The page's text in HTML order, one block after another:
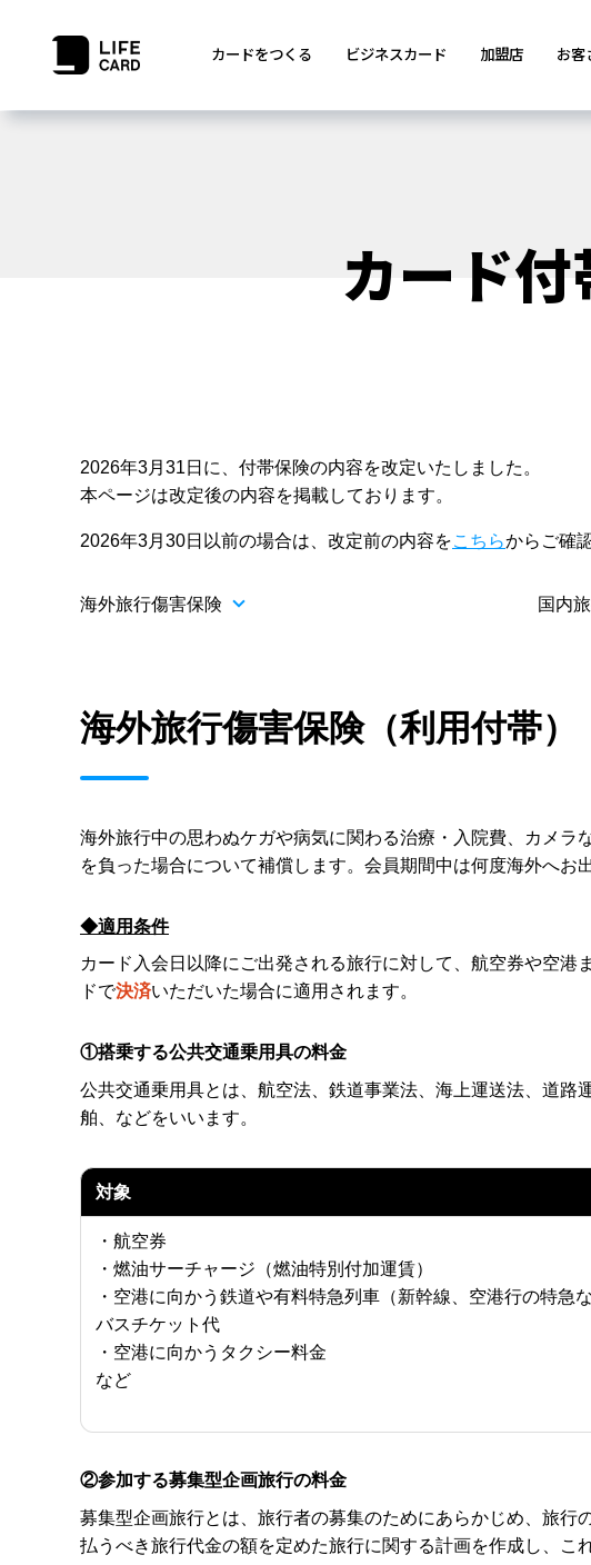
カードをつくる ビジネスカード 加盟店 お客
カード付
2026年3月31日に、付帯保険の内容を改定いたしました。
本ページは改定後の内容を掲載しております。
2026年3月30日以前の場合は、改定前の内容をこちらからご確
海外旅行傷害保険 国内
海外旅行傷害保険（利用付帯）
海外旅行中の思わぬケガや病気に関わる治療・入院費、カメ
を負った場合について補償します。会員期間中は何度海外へお
◆適用条件
カード入会日以降にご出発される旅行に対して、航空券や空
ドで決済いただいた場合に適用されます。
①搭乗する公共交通乗用具の料金
公共交通乗用具とは、航空法、鉄道事業法、海上運送法、道
舶、などをいいます。
対象
・航空券
・燃油サーチャージ（燃油特別付加運賃）
・空港に向かう鉄道や有料特急列車（新幹線、空港行の特急
バスチケット代
・空港に向かうタクシー料金
など
②参加する募集型企画旅行の料金
募集型企画旅行とは、旅行者の募集のためにあらかじめ、旅
払うべき旅行代金の額を定めた旅行に関する計画を作成し、こ